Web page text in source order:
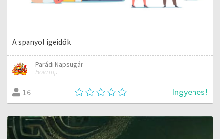
A spanyol igeidők
Parádi Napsugár
HolaTrip
16 Ingyenes!